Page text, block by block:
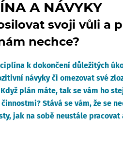
A NÁVYKY
svoji vůli a
nechce?
k dokončení důležitých
návyky či omezovat své
plán máte, tak se vám ho
Stává se vám, že se
jak na sobě neustále